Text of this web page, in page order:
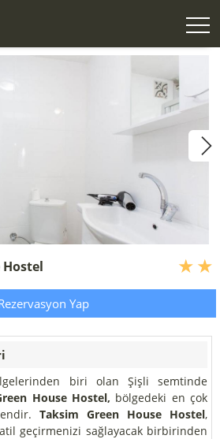
Hostel
Yap
biri olan Şişli semtinde
House Hostel, bölgedeki en çok
Taksim Green House Hostel,
geçirmenizi sağlayacak birbirinden